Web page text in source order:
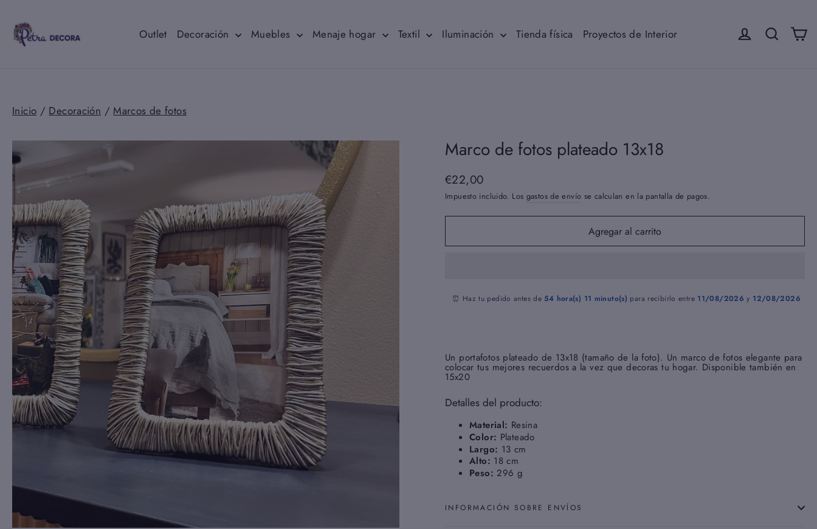
contenido Outlet Decoración Muebles Menaje hogar Textil Iluminación Tienda física Proyectos de Interior Iniciar sesión
Buscar
Inicio / Decoración / Marcos de fotos
Marco de fotos plateado 13x18
Precio
habitual
€22,00
Impuesto incluido. Los gastos de envío se calculan en la pantalla de pagos.
Agregar al carrito
⏰ Haz tu pedido antes de54 hora(s) 11 minuto(s) para recibirlo entre 11/08/2026 y 12/08/2026
Un portafotos plateado de 13x18 (tamaño de la foto). Un marco de fotos elegante para
colocar tus mejores recuerdos a la vez que decoras tu hogar. Disponible también en
15x20
Detalles del producto:
Material: Resina
Color: Plateado
Largo: 13 cm
Alto: 18 cm
Peso: 296 g
INFORMACIÓN SOBRE ENVÍOS